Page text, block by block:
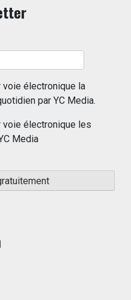
voie électronique la
par YC Media.
voie électronique les
Media